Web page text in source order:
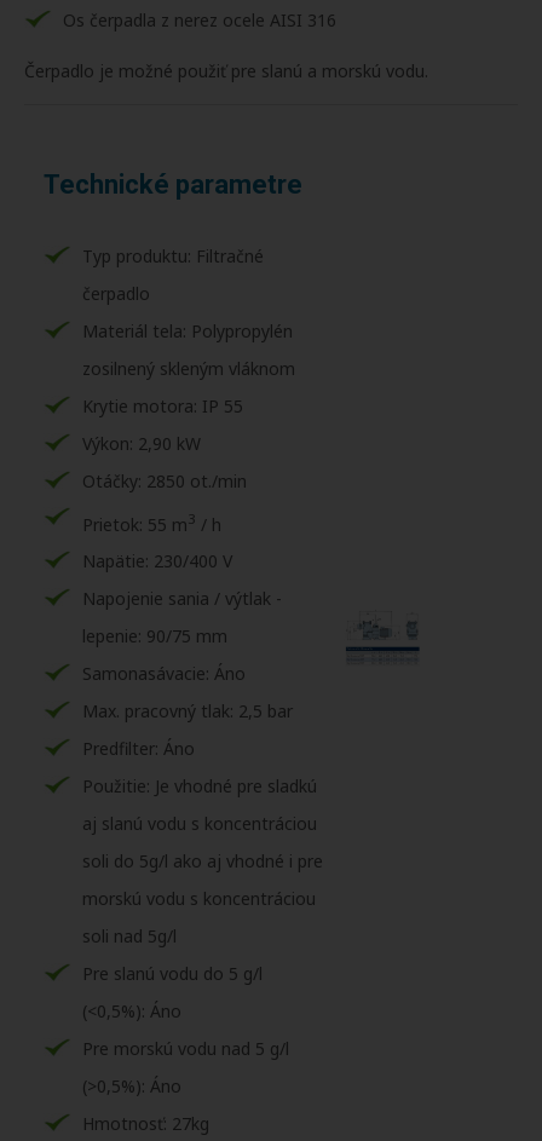
Os čerpadla z nerez ocele AISI 316
Čerpadlo je možné použiť pre slanú a morskú vodu.
Technické parametre
Typ produktu: Filtračné
čerpadlo
Materiál tela: Polypropylén
zosilnený skleným vláknom
Krytie motora: IP 55
Výkon: 2,90 kW
Otáčky: 2850 ot./min
Prietok: 55 m 3 / h
Napätie: 230/400 V
Napojenie sania / výtlak -
lepenie: 90/75 mm
Samonasávacie: Áno
Max. pracovný tlak: 2,5 bar
Predfilter: Áno
Použitie: Je vhodné pre sladkú
aj slanú vodu s koncentráciou
soli do 5g/l ako aj vhodné i pre
morskú vodu s koncentráciou
soli nad 5g/l
Pre slanú vodu do 5 g/l
(<0,5%): Áno
Pre morskú vodu nad 5 g/l
(>0,5%): Áno
Hmotnosť: 27kg